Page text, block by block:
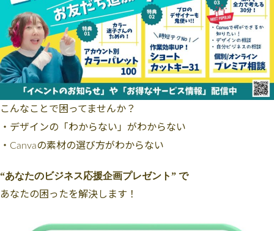
こんなことで困ってませんか？
・デザインの「わからない」がわからない
・Canvaの素材の選び方がわからない
“あなたのビジネス応援企画プレゼント” で
あなたの困ったを解決します！